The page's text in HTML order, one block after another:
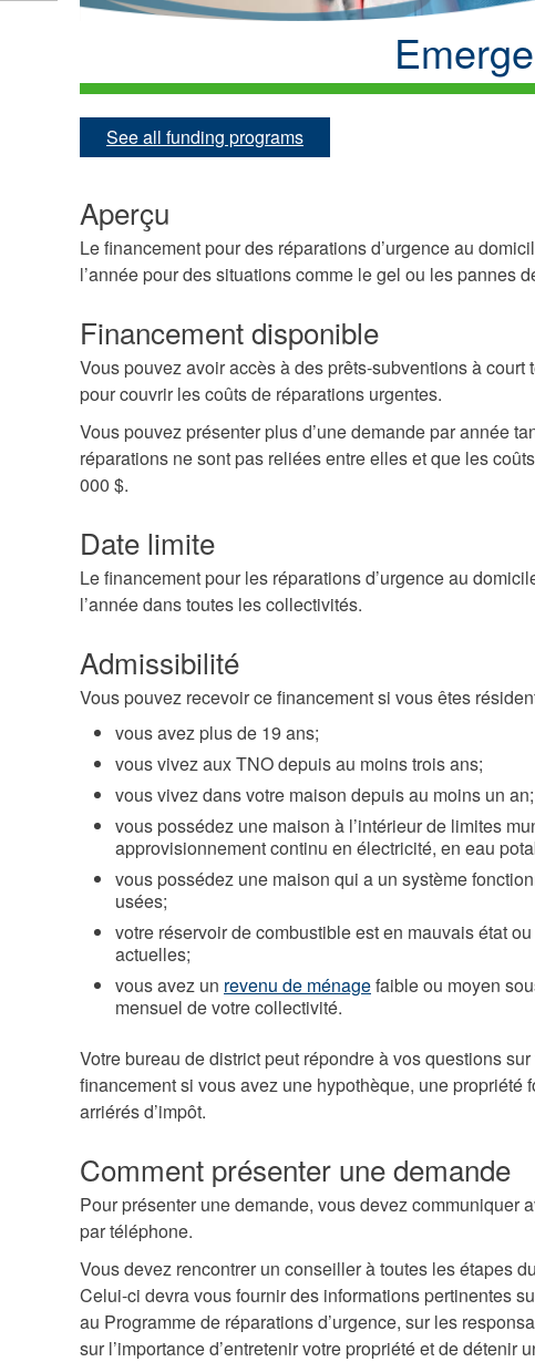
See all funding programs
Aperçu
Le financement pour des réparations d’urgence au
l’année pour des situations comme le gel ou les pannes
Financement disponible
Vous pouvez avoir accès à des prêts-subventions à court
pour couvrir les coûts de réparations urgentes.
Vous pouvez présenter plus d’une demande par année
réparations ne sont pas reliées entre elles et que les
000 $.
Date limite
Le financement pour les réparations d’urgence au
l’année dans toutes les collectivités.
Admissibilité
Vous pouvez recevoir ce financement si vous êtes
vous avez plus de 19 ans;
vous vivez aux TNO depuis au moins trois ans;
vous vivez dans votre maison depuis au moins un an;
vous possédez une maison à l’intérieur de limites
approvisionnement continu en électricité, en eau
vous possédez une maison qui a un système
usées;
votre réservoir de combustible est en mauvais état
actuelles;
vous avez un revenu de ménagefaible ou moyen
mensuel de votre collectivité.
Votre bureau de district peut répondre à vos questions
financement si vous avez une hypothèque, une propriété
arriérés d’impôt.
Comment présenter une demande
Pour présenter une demande, vous devez communiquer
par téléphone.
Vous devez rencontrer un conseiller à toutes les étapes
Celui-ci devra vous fournir des informations pertinentes
au Programme de réparations d’urgence, sur les
sur l’importance d’entretenir votre propriété et de détenir